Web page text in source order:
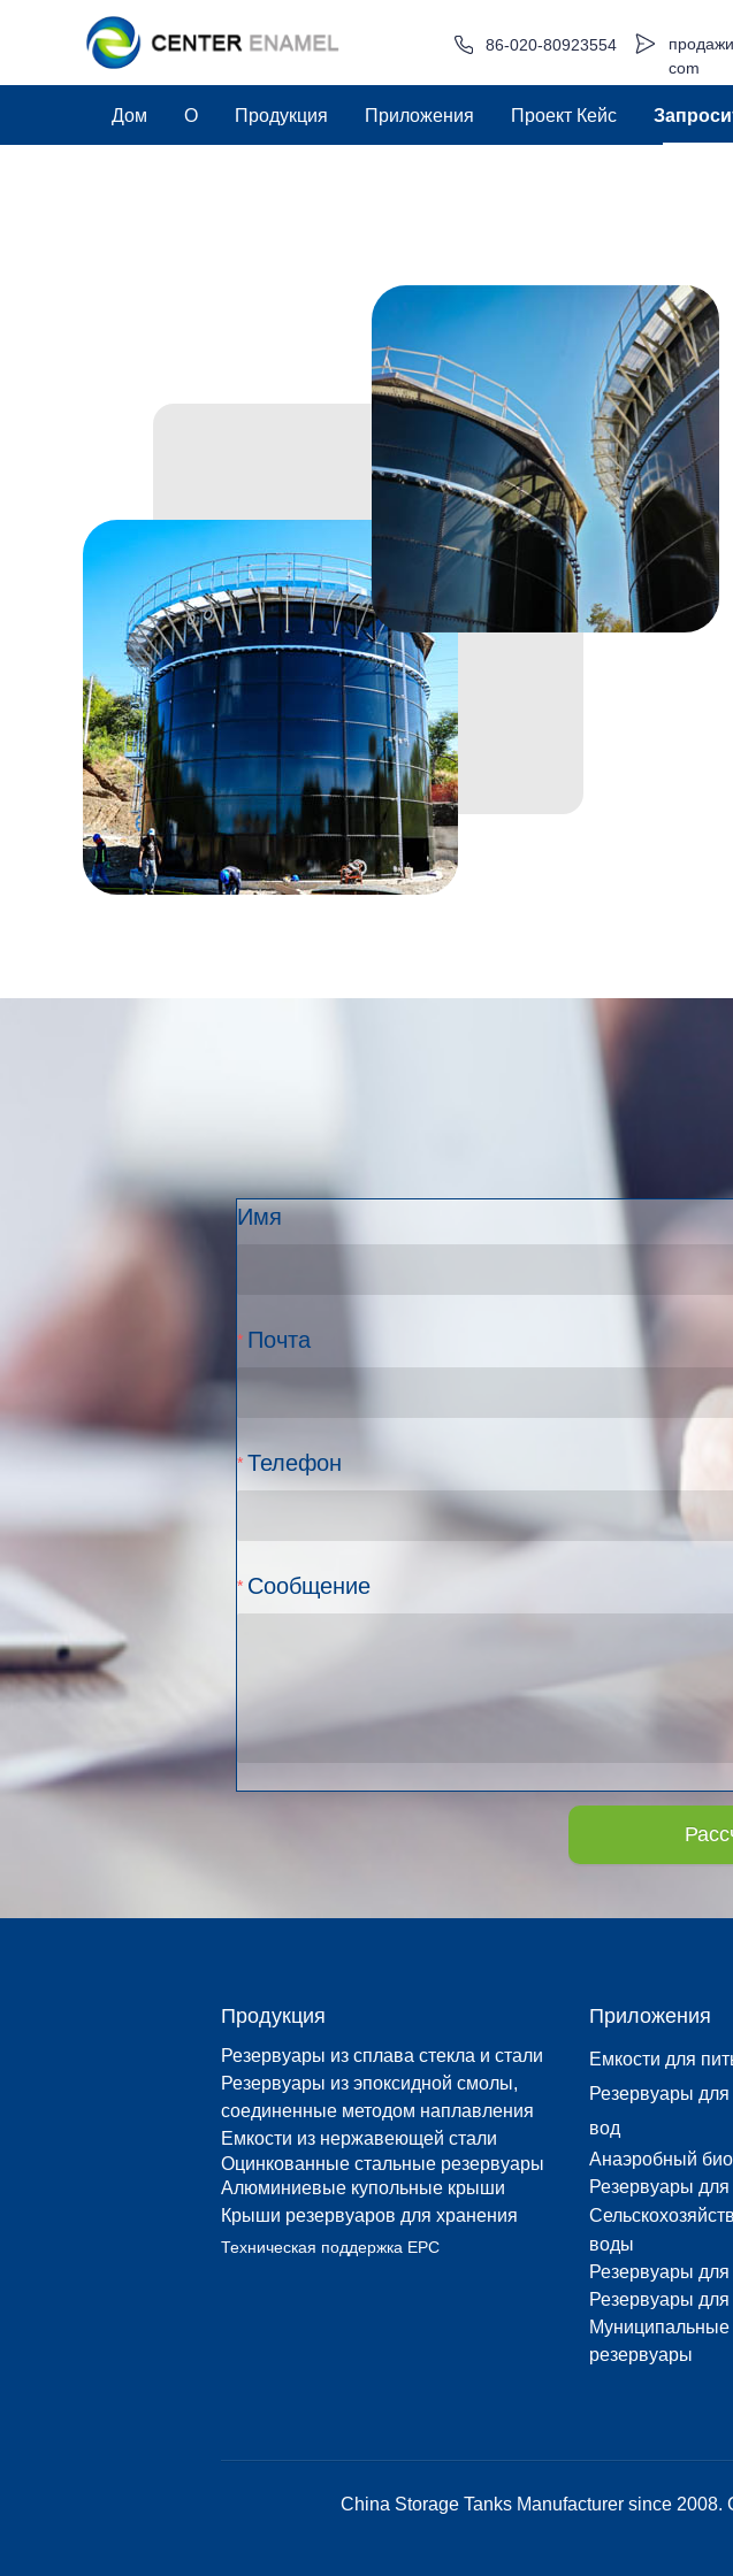
86-020-80923554
com
Дом О Продукция Приложения Проект Кейс
Расскажите нам, как
вашим следующим
Имя
Почта
Телефон
Сообщение
Продукция
Резервуары из сплава стекла и стали
Резервуары из эпоксидной смолы,
соединенные методом наплавления
Емкости из нержавеющей стали
Оцинкованные стальные резервуары
Алюминиевые купольные крыши
Крыши резервуаров для хранения
Техническая поддержка EPC
Приложения
Емкости для
Резервуары
вод
Анаэробный
Резервуары
воды
Резервуары
Резервуары для
резервуары
China Storage Tanks Manufacturer since